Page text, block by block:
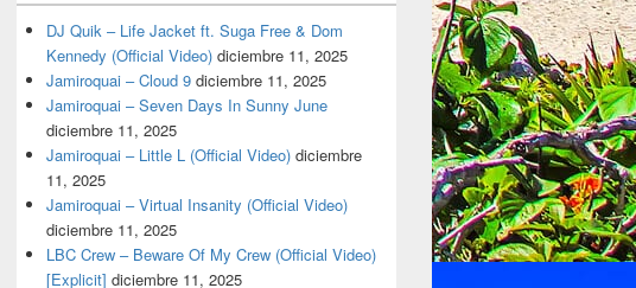
DJ Quik – Life Jacket ft. Suga Free & Dom
Kennedy (Official Video) diciembre 11, 2025
Jamiroquai – Cloud 9 diciembre 11, 2025
Jamiroquai – Seven Days In Sunny June
diciembre 11, 2025
Jamiroquai – Little L (Official Video) diciembre
11, 2025
Jamiroquai – Virtual Insanity (Official Video)
diciembre 11, 2025
LBC Crew – Beware Of My Crew (Official Video)
[Explicit] diciembre 11, 2025